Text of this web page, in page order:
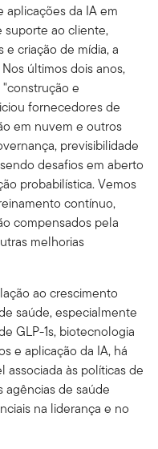
aplicações da IA em
suporte ao cliente,
criação de mídia, a
últimos dois anos,
e
fornecedores de
em nuvem e outros
previsibilidade
desafios em aberto
probabilística. Vemos
contínuo,
compensados pela
melhorias
ao crescimento
saúde, especialmente
GLP-1s, biotecnologia
e aplicação da IA, há
associada às políticas de
agências de saúde
na liderança e no